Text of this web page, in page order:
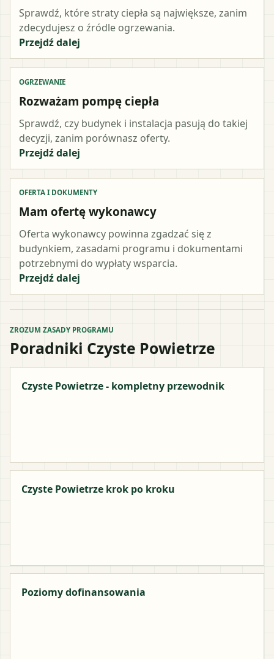
Sprawdź, które straty ciepła są największe, zanim
zdecydujesz o źródle ogrzewania.
Przejdź dalej
OGRZEWANIE
Rozważam pompę ciepła
Sprawdź, czy budynek i instalacja pasują do takiej
decyzji, zanim porównasz oferty.
Przejdź dalej
OFERTA I DOKUMENTY
Mam ofertę wykonawcy
Oferta wykonawcy powinna zgadzać się z
budynkiem, zasadami programu i dokumentami
potrzebnymi do wypłaty wsparcia.
Przejdź dalej
ZROZUM ZASADY PROGRAMU
Poradniki Czyste Powietrze
Czyste Powietrze - kompletny przewodnik
Czyste Powietrze krok po kroku
Poziomy dofinansowania